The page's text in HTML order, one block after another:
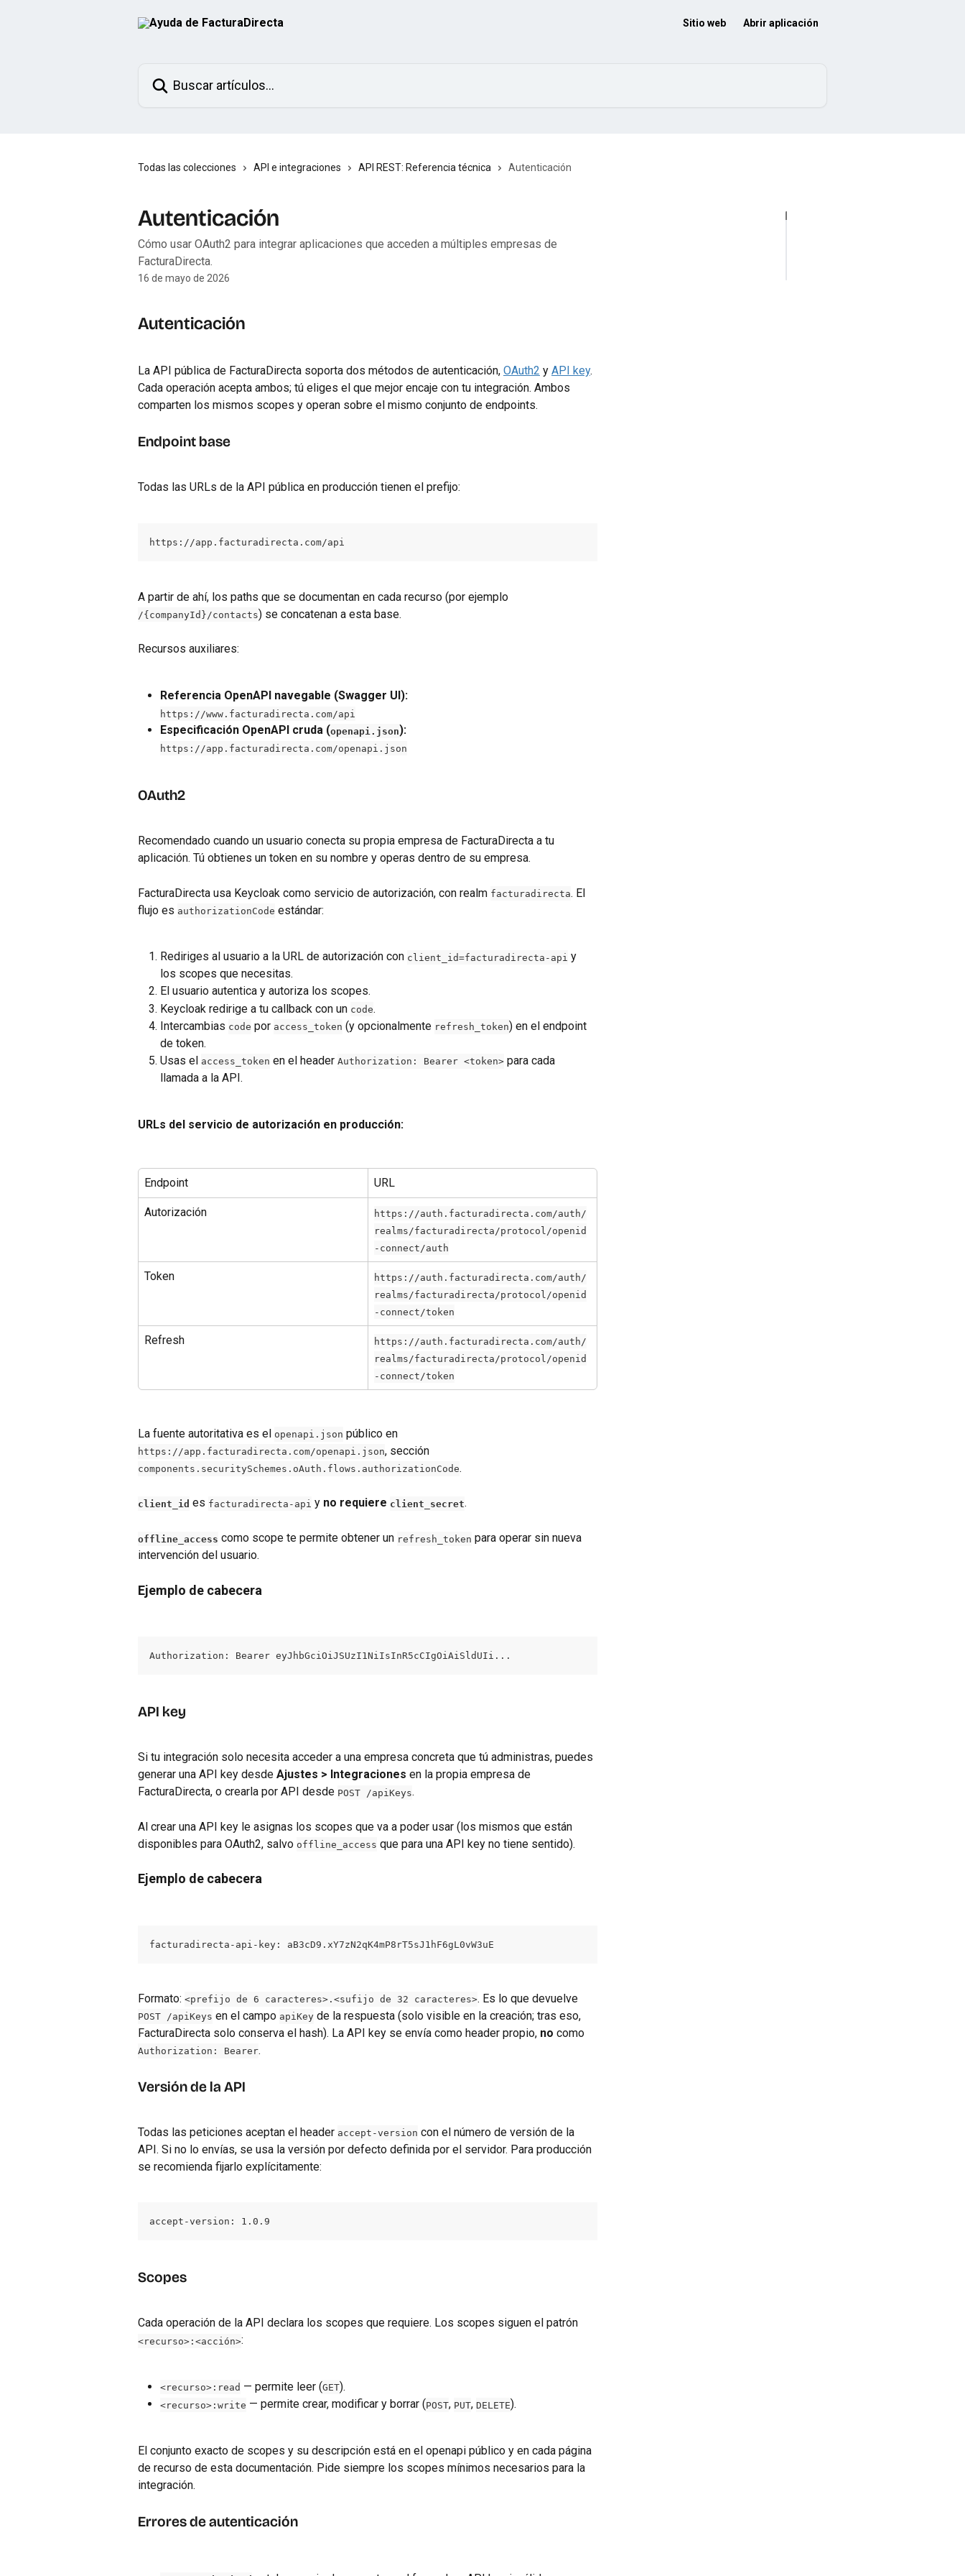
Sitio web Abrir aplicación
Todas las colecciones API e integraciones API REST: Referencia técnica Autenticación
Autenticación
Cómo usar OAuth2 para integrar aplicaciones que acceden a múltiples empresas de
FacturaDirecta.
16 de mayo de 2026
Autenticación
La API pública de FacturaDirecta soporta dos métodos de autenticación, OAuth2 y API key.
Cada operación acepta ambos; tú eliges el que mejor encaje con tu integración. Ambos
comparten los mismos scopes y operan sobre el mismo conjunto de endpoints.
Endpoint base
Todas las URLs de la API pública en producción tienen el prefijo:
https://app.facturadirecta.com/api
A partir de ahí, los paths que se documentan en cada recurso (por ejemplo
/{companyId}/contacts) se concatenan a esta base.
Recursos auxiliares:
Referencia OpenAPI navegable (Swagger UI):
https://www.facturadirecta.com/api
Especificación OpenAPI cruda (openapi.json):
https://app.facturadirecta.com/openapi.json
OAuth2
Recomendado cuando un usuario conecta su propia empresa de FacturaDirecta a tu
aplicación. Tú obtienes un token en su nombre y operas dentro de su empresa.
FacturaDirecta usa Keycloak como servicio de autorización, con realm facturadirecta. El
flujo es authorizationCode estándar:
Rediriges al usuario a la URL de autorización con client_id=facturadirecta-api y
los scopes que necesitas.
El usuario autentica y autoriza los scopes.
Keycloak redirige a tu callback con un code.
Intercambias code por access_token (y opcionalmente refresh_token) en el endpoint
de token.
Usas el access_token en el header Authorization: Bearer <token> para cada
llamada a la API.
URLs del servicio de autorización en producción:
Endpoint URL
Autorización
https://auth.facturadirecta.com/auth/
realms/facturadirecta/protocol/openid
-connect/auth
Token
https://auth.facturadirecta.com/auth/
realms/facturadirecta/protocol/openid
-connect/token
Refresh
https://auth.facturadirecta.com/auth/
realms/facturadirecta/protocol/openid
-connect/token
La fuente autoritativa es el openapi.json público en
https://app.facturadirecta.com/openapi.json, sección
components.securitySchemes.oAuth.flows.authorizationCode.
client_id es facturadirecta-api y no requiere client_secret.
offline_access como scope te permite obtener un refresh_token para operar sin nueva
intervención del usuario.
Ejemplo de cabecera
Authorization: Bearer eyJhbGciOiJSUzI1NiIsInR5cCIgOiAiSldUIi...
API key
Si tu integración solo necesita acceder a una empresa concreta que tú administras, puedes
generar una API key desde Ajustes > Integraciones en la propia empresa de
FacturaDirecta, o crearla por API desde POST /apiKeys.
Al crear una API key le asignas los scopes que va a poder usar (los mismos que están
disponibles para OAuth2, salvo offline_access que para una API key no tiene sentido).
Ejemplo de cabecera
facturadirecta-api-key: aB3cD9.xY7zN2qK4mP8rT5sJ1hF6gL0vW3uE
Formato: <prefijo de 6 caracteres>.<sufijo de 32 caracteres>. Es lo que devuelve
POST /apiKeys en el campo apiKey de la respuesta (solo visible en la creación; tras eso,
FacturaDirecta solo conserva el hash). La API key se envía como header propio, no como
Authorization: Bearer.
Versión de la API
Todas las peticiones aceptan el header accept-version con el número de versión de la
API. Si no lo envías, se usa la versión por defecto definida por el servidor. Para producción
se recomienda fijarlo explícitamente:
accept-version: 1.0.9
Scopes
Cada operación de la API declara los scopes que requiere. Los scopes siguen el patrón
<recurso>:<acción>:
<recurso>:read — permite leer (GET).
<recurso>:write — permite crear, modificar y borrar (POST, PUT, DELETE).
El conjunto exacto de scopes y su descripción está en el openapi público y en cada página
de recurso de esta documentación. Pide siempre los scopes mínimos necesarios para la
integración.
Errores de autenticación